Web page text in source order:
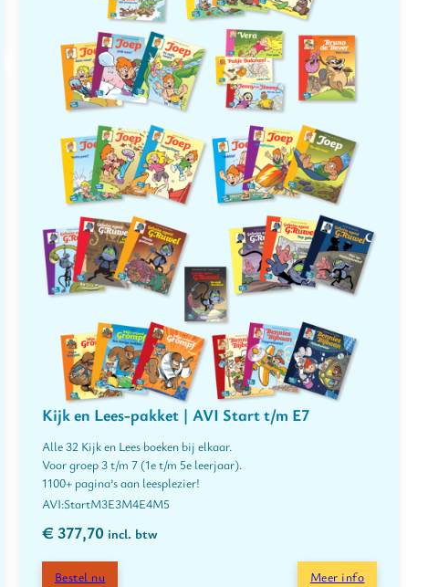
Kijk en Lees-pakket | AVI Start t/m E7
Alle 32 Kijk en Lees boeken bij elkaar.
Voor groep 3 t/m 7 (1e t/m 5e leerjaar).
1100+ pagina’s aan leesplezier!
StartM3E3M4E4M5
€ 377,70 incl. btw
Bestel nu Meer info